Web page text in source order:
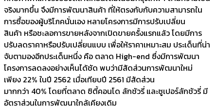
จริงมากขึ้น จึงมีการพัฒนาสินค้า ที่ให้ตรงกับกับความสามารถใน
การซื้อของผู้บริโภคนั่นเอง หลายโครงการมีการปรับเปลี่ยน
สินค้า หรือชะลอการขายหลังจากเปิดขายครั้งแรกแล้ว โดยมีการ
ปรับลดราคาหรือปรับเปลี่ยนแบบ เพื่อให้ราคาเหมาะสม ประเด็นที่น่า
จับตามองอีกประเด็นหนึ่ง คือ ตลาด High-end ซึ่งมีการพัฒนา
โครงการลดลงอย่างเห็นได้ชัด พบว่ามีสัดส่วนการพัฒนาใหม่
เพียง 22% ในปี 2562 เมื่อเทียบปี 2561 มีสัดส่วน
มากกว่า 40% โดยที่ตลาด ซิตี้คอนโด ลักชัวรี่ และซูเปอร์ลักชัวรี่ มี
อัตราส่วนในการพัฒนาใกล้เคียงเดิม